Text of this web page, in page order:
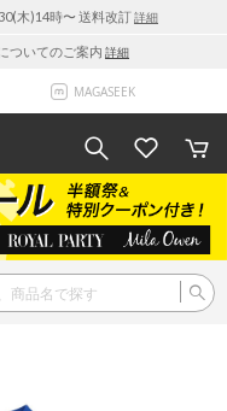
木)14時〜 送料改訂詳細
ついてのご案内 詳細
MAGASEEK